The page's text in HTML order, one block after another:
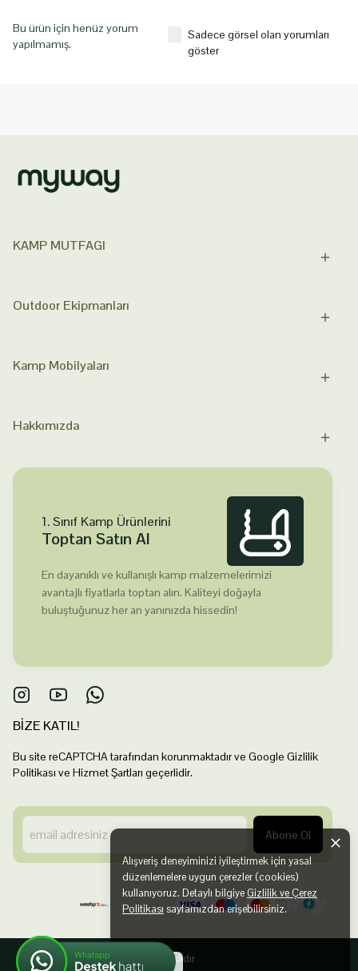
Alışveriş deneyiminizi iyileştirmek için yasal
düzenlemelere uygun çerezler (cookies)
kullanıyoruz. Detaylı bilgiye Gizlilik ve Çerez
Politikası sayfamızdan erişebilirsiniz.
Anladım
Bu ürün için henüz yorum
yapılmamış.
Sadece görsel olan yorumları
göster
KAMP MUTFAGI
Outdoor Ekipmanları
Kamp Mobilyaları
Hakkımızda
1. Sınıf Kamp Ürünlerini
Toptan Satın Al
En dayanıklı ve kullanışlı kamp malzemelerimizi
avantajlı fiyatlarla toptan alın. Kaliteyi doğayla
buluştuğunuz her an yanınızda hissedin!
BİZE KATIL!
Bu site reCAPTCHA tarafından korunmaktadır ve Google Gizlilik
Politikası ve Hizmet Şartları geçerlidir.
Abone Ol
©2025 Tüm Hakları Saklıdır